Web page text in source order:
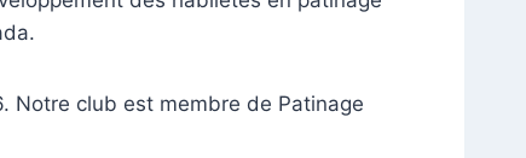
Notre club est membre de Patinage